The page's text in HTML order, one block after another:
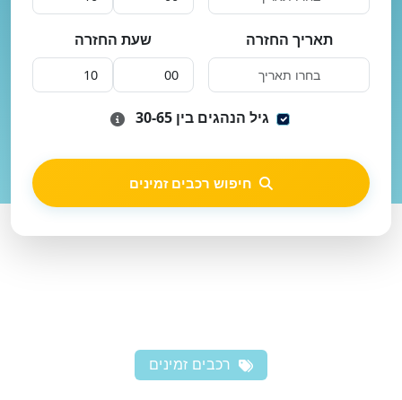
תאריך החזרה שעת החזרה
גיל הנהגים בין 30-65
חיפוש רכבים זמינים
רכבים זמינים